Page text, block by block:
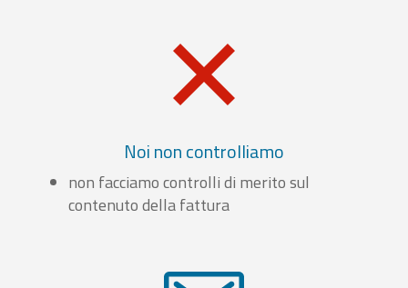
Noi non controlliamo
non facciamo controlli di merito sul
contenuto della fattura